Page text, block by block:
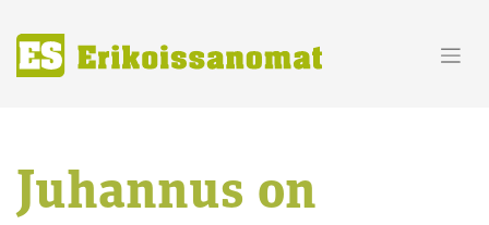
content
Juhannus on